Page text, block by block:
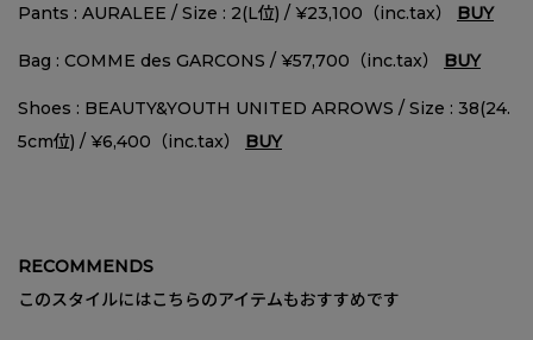
Pants : AURALEE / Size : 2(L位) / ¥23,100（inc.tax） BUY
Bag : COMME des GARCONS / ¥57,700（inc.tax） BUY
Shoes : BEAUTY&YOUTH UNITED ARROWS / Size : 38(24.
5cm位) / ¥6,400（inc.tax）
BUY
RECOMMENDS
このスタイルにはこちらのアイテムもおすすめです